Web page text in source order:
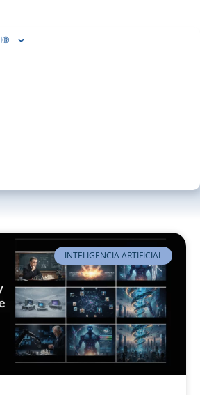
Noticias & Artículos
INTELIGENCIA ARTIFICIAL